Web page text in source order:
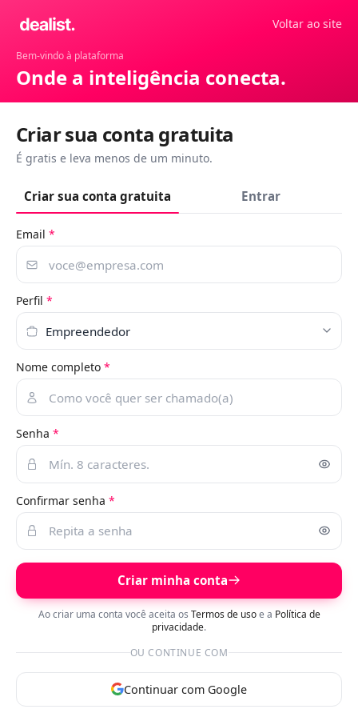
Voltar ao site
Bem-vindo à plataforma
Onde a inteligência conecta.
Criar sua conta gratuita
É gratis e leva menos de um minuto.
Criar sua conta gratuita Entrar
Email *
Perfil *
Nome completo *
Senha *
Confirmar senha *
Criar minha conta
Ao criar uma conta você aceita os Termos de usoe a Política de
privacidade.
OU CONTINUE COM
Continuar com Google